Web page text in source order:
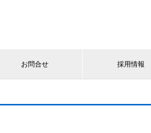
お問合せ 採用情報